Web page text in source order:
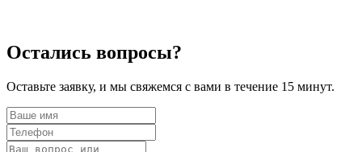
‹ ›
Остались вопросы?
Оставьте заявку, и мы свяжемся с вами в течение 15 минут.